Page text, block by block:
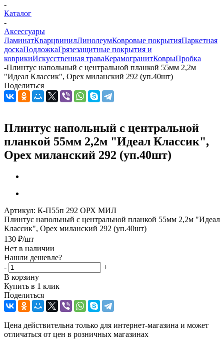
-
Каталог
-
Аксессуары
ЛаминатКварцвинилЛинолеумКовровые покрытияПаркетная
доскаПодложкаГрязезащитные покрытия и
коврикиИскусственная траваКерамогранитКоврыПробка
-Плинтус напольный с центральной планкой 55мм 2,2м
"Идеал Классик", Орех миланский 292 (уп.40шт)
Поделиться
Плинтус напольный с центральной
планкой 55мм 2,2м "Идеал Классик",
Орех миланский 292 (уп.40шт)
Артикул: К-П55п 292 ОРХ МИЛ
Плинтус напольный с центральной планкой 55мм 2,2м "Идеал
Классик", Орех миланский 292 (уп.40шт)
130 ₽/шт
Нет в наличии
Нашли дешевле?
-
+
В корзину
Купить в 1 клик
Поделиться
Цена действительна только для интернет-магазина и может
отличаться от цен в розничных магазинах